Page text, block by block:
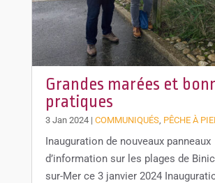
Grandes marées et
pratiques
3 Jan 2024| COMMUNIQUÉS, PÊCHE À
Inauguration de nouveaux panneaux
d’information sur les plages de
sur-Mer ce 3 janvier 2024